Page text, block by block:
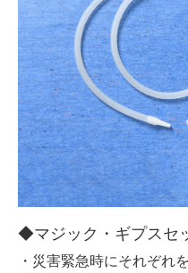
◆マジック・ギプスセ
・災害緊急時にそれぞれ